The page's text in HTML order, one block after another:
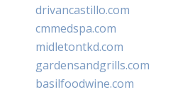
drivancastillo.com
cmmedspa.com
midletontkd.com
gardensandgrills.com
basilfoodwine.com